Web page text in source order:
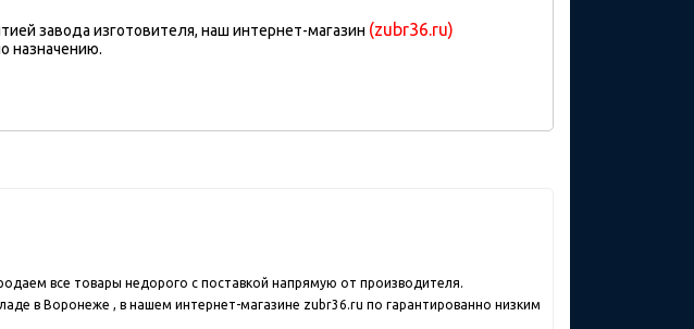
завода изготовителя, наш интернет-магазин (zubr36.ru)
назначению.
все товары недорого с поставкой напрямую от производителя.
в Воронеже , в нашем интернет-магазине zubr36.ru по гарантированно низким